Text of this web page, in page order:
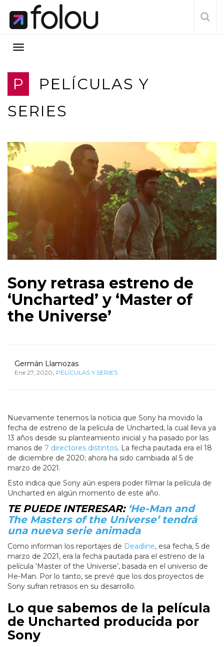
P
PELÍCULAS Y
SERIES
Sony retrasa estreno de
‘Uncharted’ y ‘Master of
the Universe’
Germán Llamozas
Ene 27, 2020, PELÍCULAS Y SERIES
Nuevamente tenemos la noticia que Sony ha movido la
fecha de estreno de la película de Uncharted, la cual lleva ya
13 años desde su planteamiento inicial y ha pasado por las
manos de 7 directores distintos. La fecha pautada era el 18
de diciembre de 2020; ahora ha sido cambiada al 5 de
marzo de 2021.
Esto indica que Sony aún espera poder filmar la película de
Uncharted en algún momento de este año.
TE PUEDE INTERESAR: ‘He-Man and
The Masters of the Universe’ tendrá
una nueva serie animada
Como informan los reportajes de Deadline, esa fecha, 5 de
marzo de 2021, era la fecha pautada para el estreno de la
película ‘Master of the Universe’, basada en el universo de
He-Man. Por lo tanto, se prevé que los dos proyectos de
Sony sufran retrasos en su desarrollo.
Lo que sabemos de la película
de Uncharted producida por
Sony